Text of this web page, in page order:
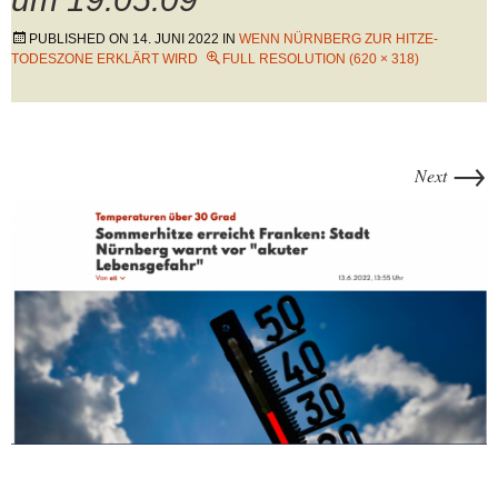
PUBLISHED ON 14. JUNI 2022 IN WENN NÜRNBERG ZUR HITZE-
TODESZONE ERKLÄRT WIRD
FULL RESOLUTION (620 × 318)
Next →